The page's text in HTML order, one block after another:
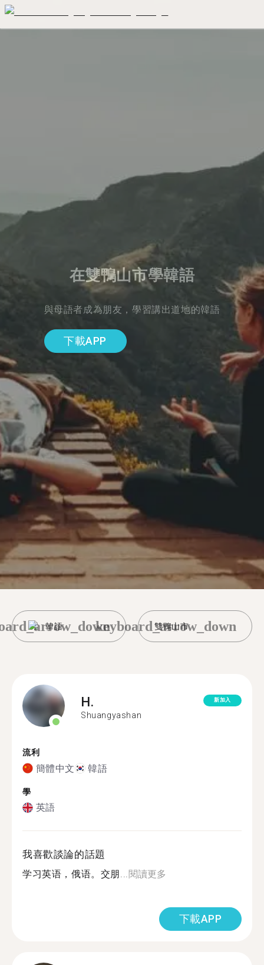
在雙鴨山市學韓語
與母語者成為朋友，學習講出道地的韓語
下載APP
韓語 雙鴨山市
keyboard_arrow_down
H.
Shuangyashan
新加入
流利
簡體中文 韓語
學
英語
我喜歡談論的話題
学习英语，俄语。交朋...閱讀更多
下載APP